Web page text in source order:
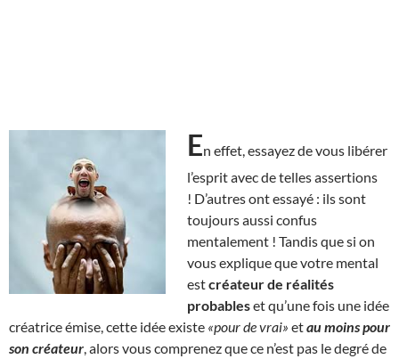
En effet, essayez de vous libérer
l’esprit avec de telles assertions
! D’autres ont essayé : ils sont
toujours aussi confus
mentalement ! Tandis que si on
vous explique que votre mental
estcréateur de réalités
probableset qu’une fois une idée
créatrice émise, cette idée existe «pour de vrai» etau moins pour
son créateur , alors vous comprenez que ce n’est pas le degré de